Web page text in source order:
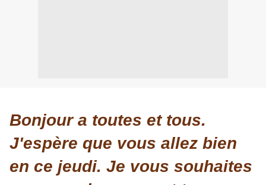
Bonjour a toutes et tous.
J'espère que vous allez bien
en ce jeudi. Je vous souhaites